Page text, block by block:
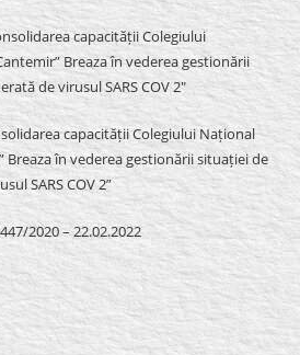
capacității Colegiului
Breaza în vederea gestionării
de virusul SARS COV 2″
capacității Colegiului Național
Breaza în vederea gestionării situației de
SARS COV 2”
2020 – 22.02.2022